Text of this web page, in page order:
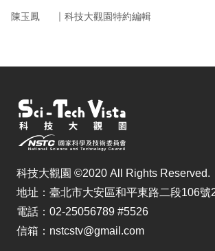
陳玉鳳 ｜ 科技大觀園特約編輯
科技大觀園 ©2020 All Rights Reserved.
地址：臺北市大安區和平東路二段106號
電話：02-25056789 #5526
信箱：nstcstv@gmail.com